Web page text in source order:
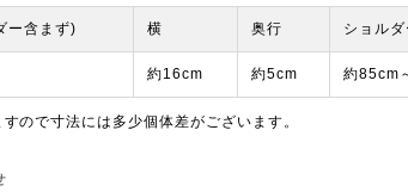
ー含まず) 横 奥行 ショルダ
約16cm 約5cm 約85cm
ので寸法には多少個体差がございます。